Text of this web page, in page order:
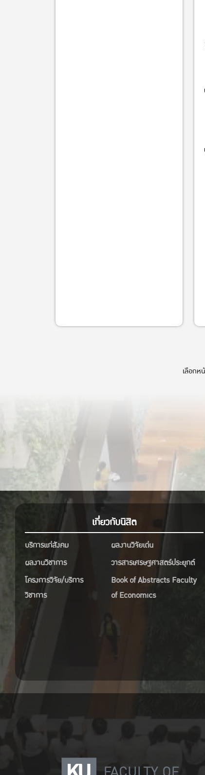
เลือกห
เกี่ยวกับนิสิต
บริการแก่สังคม
ผลงานวิจัยเด่น
ผลงานวิชาการ
วารสารเศรษฐศาสตร์ประยุกต์
โครงการวิจัย/บริการ
วิชาการ
Book of Abstracts Faculty
of Economics